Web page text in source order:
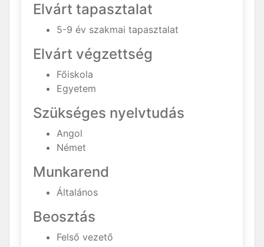
Elvárt tapasztalat
5-9 év szakmai tapasztalat
Elvárt végzettség
Főiskola
Egyetem
Szükséges nyelvtudás
Angol
Német
Munkarend
Általános
Beosztás
Felső vezető